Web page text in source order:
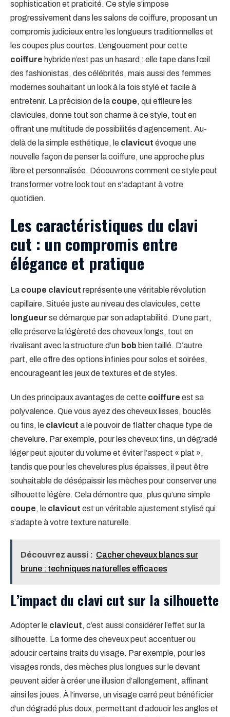
sophistication et praticité. Ce style s’impose
progressivement dans les salons de coiffure, proposant un
compromis judicieux entre les longueurs traditionnelles et
les coupes plus courtes. L’engouement pour cette
coiffure hybride n’est pas un hasard : elle tape dans l’œil
des fashionistas, des célébrités, mais aussi des femmes
modernes souhaitant un look à la fois stylé et facile à
entretenir. La précision de la coupe, qui effleure les
clavicules, donne tout son charme à ce style, tout en
offrant une multitude de possibilités d’agencement. Au-
delà de la simple esthétique, le clavicut évoque une
nouvelle façon de penser la coiffure, une approche plus
libre et personnalisée. Découvrons comment ce style peut
transformer votre look tout en s’adaptant à votre
quotidien.
Les caractéristiques du clavi
cut : un compromis entre
élégance et pratique
La coupe clavicut représente une véritable révolution
capillaire. Située juste au niveau des clavicules, cette
longueur se démarque par son adaptabilité. D’une part,
elle préserve la légèreté des cheveux longs, tout en
rivalisant avec la structure d’un bob bien taillé. D’autre
part, elle offre des options infinies pour solos et soirées,
encourageant les jeux de textures et de styles.
Un des principaux avantages de cette coiffure est sa
polyvalence. Que vous ayez des cheveux lisses, bouclés
ou fins, le clavicut a le pouvoir de flatter chaque type de
chevelure. Par exemple, pour les cheveux fins, un dégradé
léger peut ajouter du volume et éviter l’aspect « plat »,
tandis que pour les chevelures plus épaisses, il peut être
souhaitable de désépaissir les mèches pour conserver une
silhouette légère. Cela démontre que, plus qu’une simple
coupe, le clavicut est un véritable ajustement stylisé qui
s’adapte à votre texture naturelle.
Découvrez aussi : Cacher cheveux blancs sur
brune : techniques naturelles efficaces
L’impact du clavi cut sur la silhouette
Adopter le clavicut, c’est aussi considérer l’effet sur la
silhouette. La forme des cheveux peut accentuer ou
adoucir certains traits du visage. Par exemple, pour les
visages ronds, des mèches plus longues sur le devant
peuvent aider à créer une illusion d’allongement, affinant
ainsi les joues. À l’inverse, un visage carré peut bénéficier
d’un dégradé plus doux, permettant d’adoucir les angles et